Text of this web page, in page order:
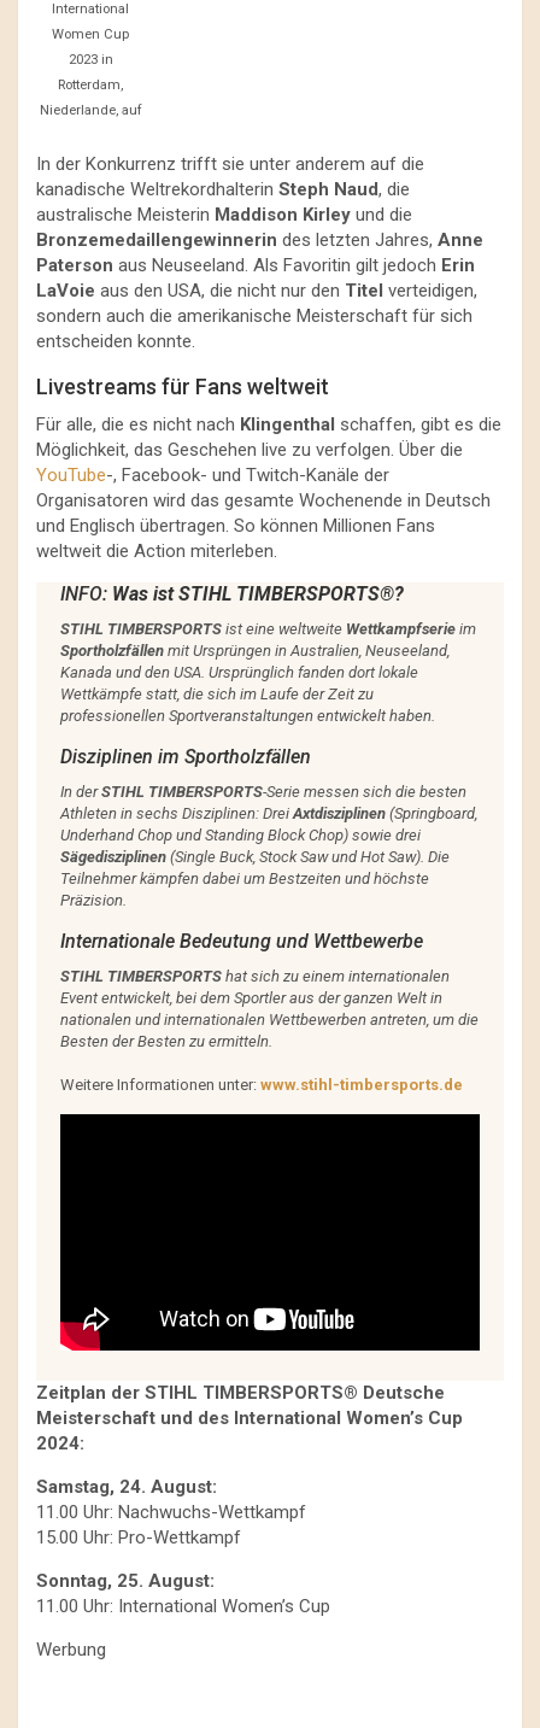
International
Women Cup
2023 in
Rotterdam,
Niederlande, auf
In der Konkurrenz trifft sie unter anderem auf die
kanadische Weltrekordhalterin Steph Naud, die
australische Meisterin Maddison Kirley und die
Bronzemedaillengewinnerin des letzten Jahres, Anne
Paterson aus Neuseeland. Als Favoritin gilt jedoch Erin
LaVoie aus den USA, die nicht nur den Titel verteidigen,
sondern auch die amerikanische Meisterschaft für sich
entscheiden konnte.
Livestreams für Fans weltweit
Für alle, die es nicht nach Klingenthal schaffen, gibt es die
Möglichkeit, das Geschehen live zu verfolgen. Über die
YouTube-, Facebook- und Twitch-Kanäle der
Organisatoren wird das gesamte Wochenende in Deutsch
und Englisch übertragen. So können Millionen Fans
weltweit die Action miterleben.
INFO: Was ist STIHL TIMBERSPORTS®?
STIHL TIMBERSPORTS ist eine weltweite Wettkampfserie im
Sportholzfällen mit Ursprüngen in Australien, Neuseeland,
Kanada und den USA. Ursprünglich fanden dort lokale
Wettkämpfe statt, die sich im Laufe der Zeit zu
professionellen Sportveranstaltungen entwickelt haben.
Disziplinen im Sportholzfällen
In derSTIHL TIMBERSPORTS-Serie messen sich die besten
Athleten in sechs Disziplinen: DreiAxtdisziplinen (Springboard,
Underhand Chop und Standing Block Chop) sowie drei
Sägedisziplinen (Single Buck, Stock Saw und Hot Saw). Die
Teilnehmer kämpfen dabei um Bestzeiten und höchste
Präzision.
Internationale Bedeutung und Wettbewerbe
STIHL TIMBERSPORTS hat sich zu einem internationalen
Event entwickelt, bei dem Sportler aus der ganzen Welt in
nationalen und internationalen Wettbewerben antreten, um die
Besten der Besten zu ermitteln.
Weitere Informationen unter: www.stihl-timbersports.de
Zeitplan der STIHL TIMBERSPORTS® Deutsche
Meisterschaft und des International Women’s Cup
2024:
Samstag, 24. August:
11.00 Uhr: Nachwuchs-Wettkampf
15.00 Uhr: Pro-Wettkampf
Sonntag, 25. August:
11.00 Uhr: International Women’s Cup
Werbung